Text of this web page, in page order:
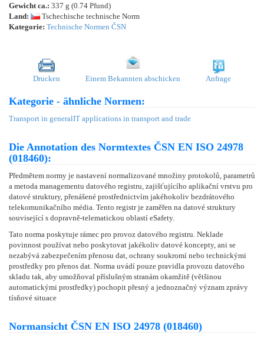
Gewicht ca.: 337 g (0.74 Pfund)
Land:
Tschechische technische Norm
Kategorie: Technische Normen ČSN
Drucken Einem Bekannten abschicken Anfrage
Kategorie - ähnliche Normen:
Transport in generalIT applications in transport and trade
Die Annotation des Normtextes ČSN EN ISO 24978
(018460):
Předmětem normy je nastavení normalizované množiny protokolů, parametrů
a metoda managementu datového registru, zajišťujícího aplikační vrstvu pro
datové struktury, přenášené prostřednictvím jakéhokoliv bezdrátového
telekomunikačního média. Tento registr je zaměřen na datové struktury
související s dopravně-telematickou oblastí eSafety.
Tato norma poskytuje rámec pro provoz datového registru. Neklade
povinnost používat nebo poskytovat jakékoliv datové koncepty, ani se
nezabývá zabezpečením přenosu dat, ochrany soukromí nebo technickými
prostředky pro přenos dat. Norma uvádí pouze pravidla provozu datového
skladu tak, aby umožňoval příslušným stranám okamžitě (většinou
automatickými prostředky) pochopit přesný a jednoznačný význam zprávy
tísňové situace
Normansicht ČSN EN ISO 24978 (018460)